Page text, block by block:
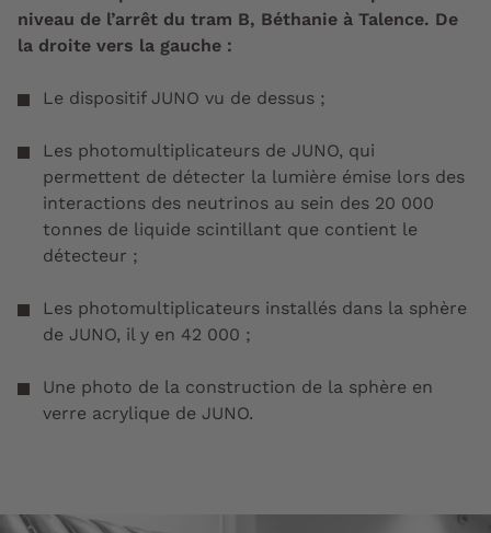
niveau de l’arrêt du tram B, Béthanie à Talence. De
la droite vers la gauche :
Le dispositif JUNO vu de dessus ;
Les photomultiplicateurs de JUNO, qui
permettent de détecter la lumière émise lors des
interactions des neutrinos au sein des 20 000
tonnes de liquide scintillant que contient le
détecteur ;
Les photomultiplicateurs installés dans la sphère
de JUNO, il y en 42 000 ;
Une photo de la construction de la sphère en
verre acrylique de JUNO.